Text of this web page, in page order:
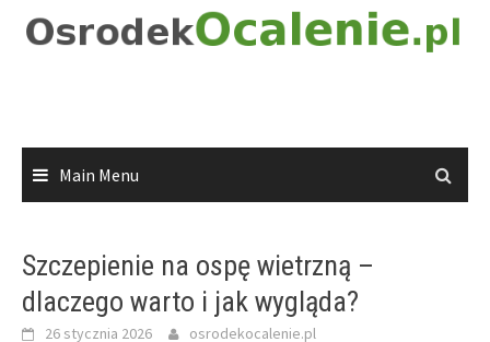
Main Menu
Szczepienie na ospę wietrzną –
dlaczego warto i jak wygląda?
26 stycznia 2026 osrodekocalenie.pl